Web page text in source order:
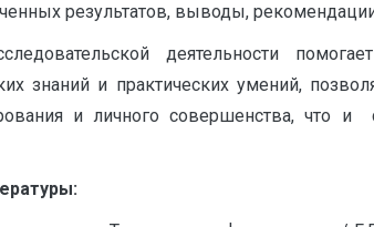
результатов, выводы,
деятельности
знаний и практических умений,
и личного совершенства, что и